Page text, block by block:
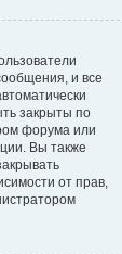
и все
закрыты по
форума или
Вы также
от прав,